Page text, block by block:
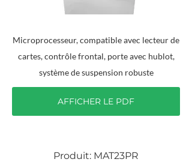
Microprocesseur, compatible avec lecteur de
cartes, contrôle frontal, porte avec hublot,
système de suspension robuste
AFFICHER LE PDF
Produit: MAT23PR